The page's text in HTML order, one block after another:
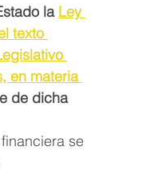
la Ley
texto
en materia
de dicha
se